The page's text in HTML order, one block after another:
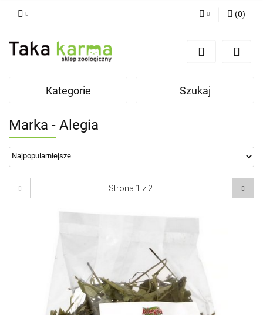
Zaloguj się
Zgody cookies
(0)
Kategorie Szukaj
Marka - Alegia